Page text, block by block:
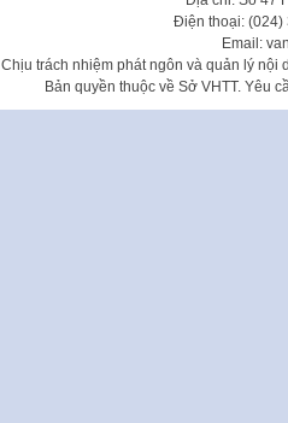
Điện thoại: (024)
Email:
Chịu trách nhiệm phát ngôn và quản lý nội
Bản quyền thuộc về Sở VHTT. Yêu